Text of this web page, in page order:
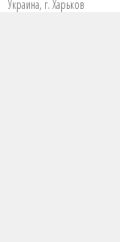
Украина, г. Харьков